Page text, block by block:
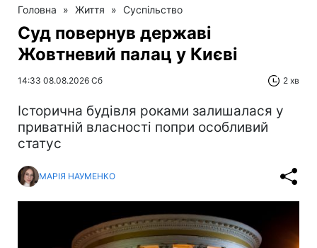
Головна » Життя » Суспільство
Суд повернув державі
Жовтневий палац у Києві
14:33 08.08.2026 Сб 2 хв
Історична будівля роками залишалася у
приватній власності попри особливий
статус
МАРІЯ НАУМЕНКО